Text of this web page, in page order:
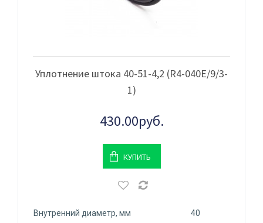
Уплотнение штока 40-51-4,2 (R4-040Е/9/3-
1)
430.00руб.
КУПИТЬ
Внутренний диаметр, мм
40